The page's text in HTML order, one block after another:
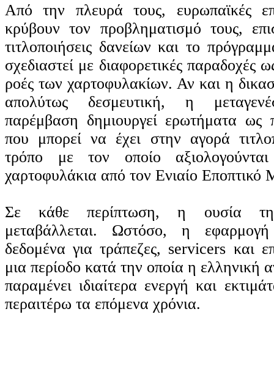
Από την πλευρά τους, ευρωπαϊκές
κρύβουν τον προβληματισμό τους,
τιτλοποιήσεις δανείων και το
σχεδιαστεί με διαφορετικές παραδοχές
ροές των χαρτοφυλακίων. Αν και η
απολύτως δεσμευτική, η
παρέμβαση δημιουργεί ερωτήματα ως
που μπορεί να έχει στην αγορά
τρόπο με τον οποίο
χαρτοφυλάκια από τον Ενιαίο
Σε κάθε περίπτωση, η ουσία
μεταβάλλεται. Ωστόσο, η
δεδομένα για τράπεζες, servicers και
μια περίοδο κατά την οποία η ελληνική
παραμένει ιδιαίτερα ενεργή και
περαιτέρω τα επόμενα χρόνια.